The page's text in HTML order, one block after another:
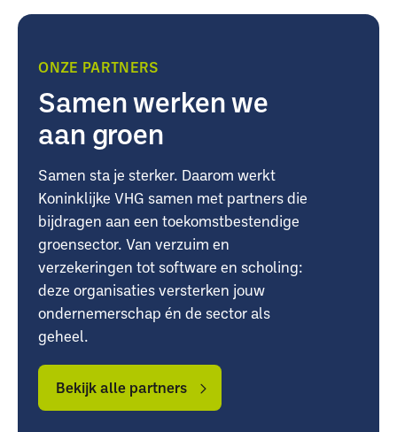
VHG
VHG
ONZE PARTNERS
Samen werken we
aan groen
Samen sta je sterker. Daarom werkt
Koninklijke VHG samen met partners die
bijdragen aan een toekomstbestendige
groensector. Van verzuim en
verzekeringen tot software en scholing:
deze organisaties versterken jouw
ondernemerschap én de sector als
geheel.
alle
partners
alle
partners
Bekijk alle partners